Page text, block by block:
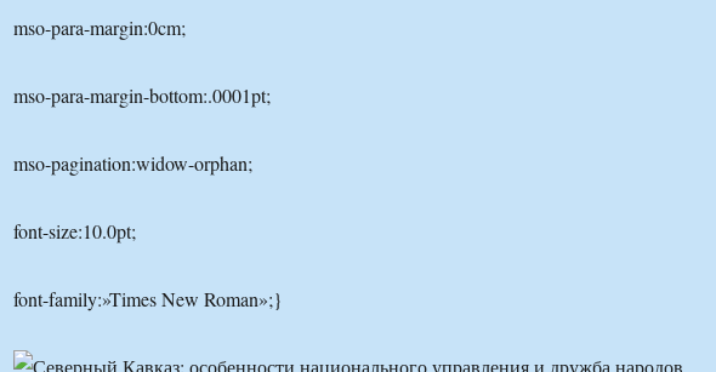
mso-para-margin:0cm;
mso-para-margin-bottom:.0001pt;
mso-pagination:widow-orphan;
font-size:10.0pt;
font-family:»Times New Roman»;}